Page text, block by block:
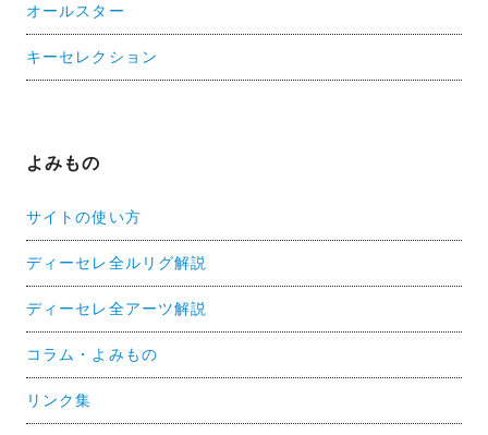
オールスター
キーセレクション
よみもの
サイトの使い方
ディーセレ全ルリグ解説
ディーセレ全アーツ解説
コラム・よみもの
リンク集